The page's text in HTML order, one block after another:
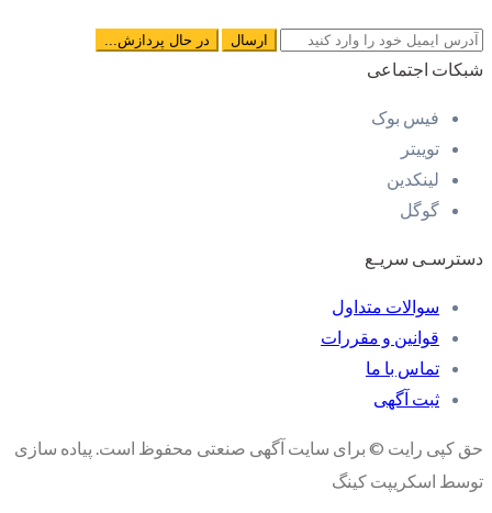
شبکات اجتماعی
فیس بوک
توییتر
لینکدین
گوگل
دسترسـی سریـع
سوالات متداول
قوانین و مقررات
تماس با ما
ثبت آگهی
حق کپی رایت © برای سایت آگهی صنعتی محفوظ است. پیاده سازی
توسط اسکریپت کینگ